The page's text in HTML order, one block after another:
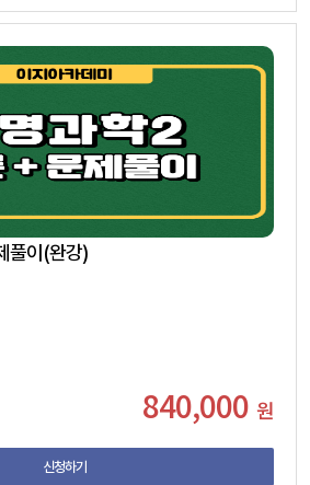
풀이(완강)
840,000 원
신청하기